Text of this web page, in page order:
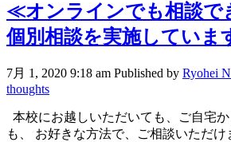
≪オンラインでも相談
個別相談を実施していま
7月 1, 2020 9:18 am Published by Ryohei
thoughts
本校にお越しいただいても、ご自宅
も、 お好きな方法で、ご相談いただけ